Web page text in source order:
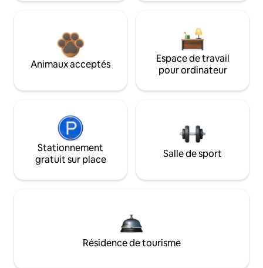
Animaux acceptés
Espace de travail
pour ordinateur
Stationnement
gratuit sur place
Salle de sport
Résidence de tourisme